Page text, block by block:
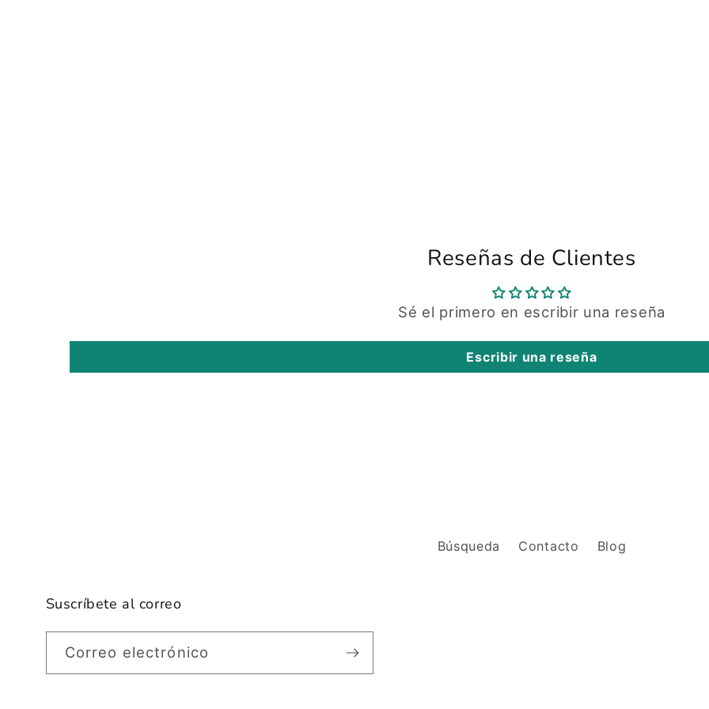
Reseñas de Clientes
Sé el primero en escribir una reseña
Escribir una reseña
Búsqueda Contacto Blog
Suscríbete al correo
Correo electrónico